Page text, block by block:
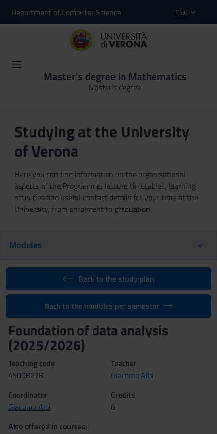
Department of Computer Science ENG
Master's degree in Mathematics
Master’s degree
Studying at the University
of Verona
Here you can find information on the organisational
aspects of the Programme, lecture timetables, learning
activities and useful contact details for your time at the
University, from enrolment to graduation.
Modules
Back to the study plan
Back to the modules per semester
Foundation of data analysis
(2025/2026)
Teaching code
4S008278
Teacher
Giacomo Albi
Coordinator
Giacomo Albi
Credits
6
Also offered in courses: